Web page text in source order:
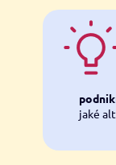
jaké